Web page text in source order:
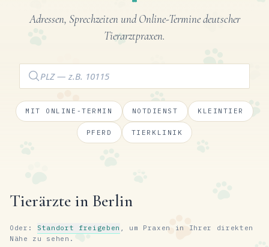
Adressen, Sprechzeiten und Online-Termine deutscher
Tierarztpraxen.
MIT ONLINE-TERMIN NOTDIENST KLEINTIER
PFERD TIERKLINIK
Tierärzte in Berlin
Oder: Standort freigeben
, um Praxen in Ihrer direkten
Nähe zu sehen.